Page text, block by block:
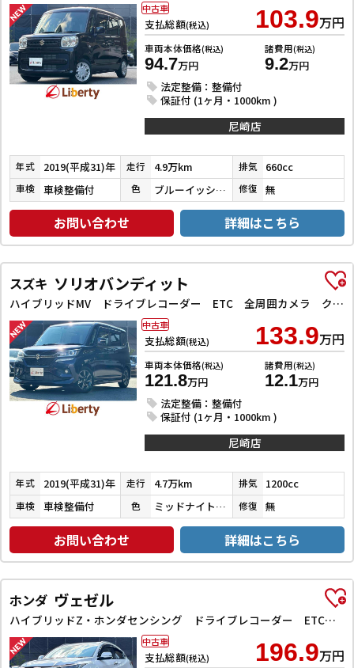
支払総額(税込) 103.9万円
車両本体価格(税込)
94.7万円
諸費用(税込)
9.2万円
法定整備：整備付
保証付 (1ヶ月・1000km )
中古車
尼崎店
年式 2019(平成31)年 走行 4.9万km 排気 660cc
車検 車検整備付 色 ブルーイッシュブラックパール３ 修復 無
お問い合わせ 詳細はこちら
スズキ ソリオバンディット
ハイブリッドMV ドライブレコーダー ETC 全周囲カメラ クリアランスソナー オートクルーズコントロール レーンアシスト 衝突被害軽減システム 両側スライド・片側電動 LEDヘッドランプ スマートキー
支払総額(税込) 133.9万円
車両本体価格(税込)
121.8万円
諸費用(税込)
12.1万円
法定整備：整備付
保証付 (1ヶ月・1000km )
中古車
尼崎店
年式 2019(平成31)年 走行 4.7万km 排気 1200cc
車検 車検整備付 色 ミッドナイトバイオレットメタリック 修復 無
お問い合わせ 詳細はこちら
ホンダ ヴェゼル
ハイブリッドZ・ホンダセンシング ドライブレコーダー ETC バックカメラ オートクルーズコントロール レーンアシスト 衝突被害軽減システム ナビ TV オートライト LEDヘッドランプ アルミホイール スマートキー 電動格納ミラー
支払総額(税込) 196.9万円
中古車